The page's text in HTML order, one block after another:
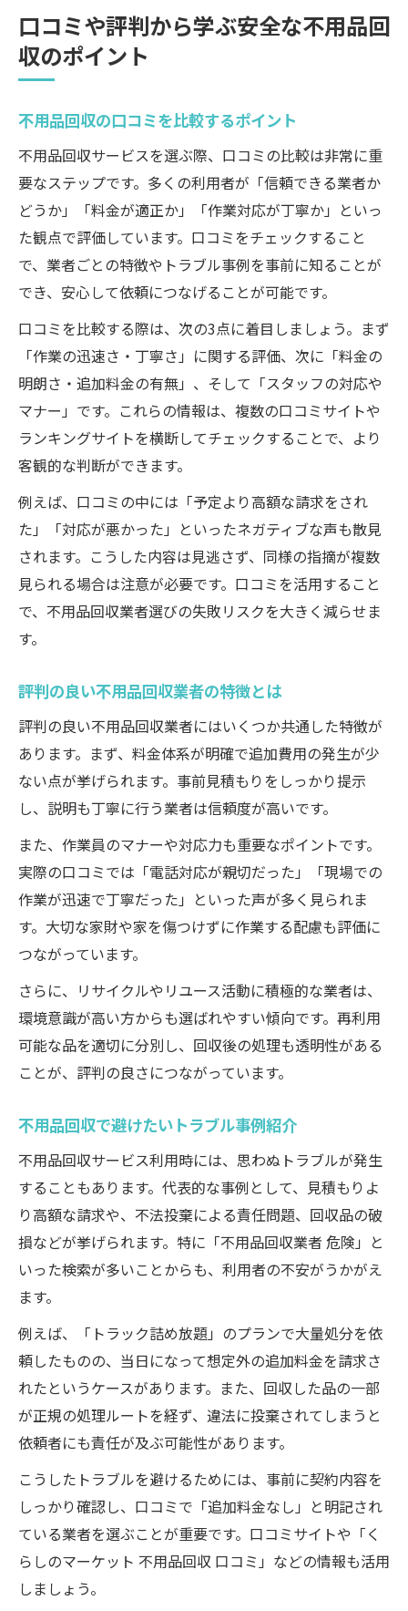
口コミや評判から学ぶ安全な不用品回
収のポイント
不用品回収の口コミを比較するポイント
不用品回収サービスを選ぶ際、口コミの比較は非常に重
要なステップです。多くの利用者が「信頼できる業者か
どうか」「料金が適正か」「作業対応が丁寧か」といっ
た観点で評価しています。口コミをチェックすること
で、業者ごとの特徴やトラブル事例を事前に知ることが
でき、安心して依頼につなげることが可能です。
口コミを比較する際は、次の3点に着目しましょう。まず
「作業の迅速さ・丁寧さ」に関する評価、次に「料金の
明朗さ・追加料金の有無」、そして「スタッフの対応や
マナー」です。これらの情報は、複数の口コミサイトや
ランキングサイトを横断してチェックすることで、より
客観的な判断ができます。
例えば、口コミの中には「予定より高額な請求をされ
た」「対応が悪かった」といったネガティブな声も散見
されます。こうした内容は見逃さず、同様の指摘が複数
見られる場合は注意が必要です。口コミを活用すること
で、不用品回収業者選びの失敗リスクを大きく減らせま
す。
評判の良い不用品回収業者の特徴とは
評判の良い不用品回収業者にはいくつか共通した特徴が
あります。まず、料金体系が明確で追加費用の発生が少
ない点が挙げられます。事前見積もりをしっかり提示
し、説明も丁寧に行う業者は信頼度が高いです。
また、作業員のマナーや対応力も重要なポイントです。
実際の口コミでは「電話対応が親切だった」「現場での
作業が迅速で丁寧だった」といった声が多く見られま
す。大切な家財や家を傷つけずに作業する配慮も評価に
つながっています。
さらに、リサイクルやリユース活動に積極的な業者は、
環境意識が高い方からも選ばれやすい傾向です。再利用
可能な品を適切に分別し、回収後の処理も透明性がある
ことが、評判の良さにつながっています。
不用品回収で避けたいトラブル事例紹介
不用品回収サービス利用時には、思わぬトラブルが発生
することもあります。代表的な事例として、見積もりよ
り高額な請求や、不法投棄による責任問題、回収品の破
損などが挙げられます。特に「不用品回収業者 危険」と
いった検索が多いことからも、利用者の不安がうかがえ
ます。
例えば、「トラック詰め放題」のプランで大量処分を依
頼したものの、当日になって想定外の追加料金を請求さ
れたというケースがあります。また、回収した品の一部
が正規の処理ルートを経ず、違法に投棄されてしまうと
依頼者にも責任が及ぶ可能性があります。
こうしたトラブルを避けるためには、事前に契約内容を
しっかり確認し、口コミで「追加料金なし」と明記され
ている業者を選ぶことが重要です。口コミサイトや「く
らしのマーケット 不用品回収 口コミ」などの情報も活用
しましょう。